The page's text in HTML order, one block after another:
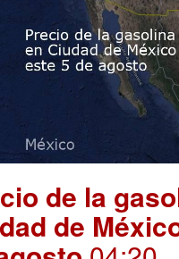
de la
de